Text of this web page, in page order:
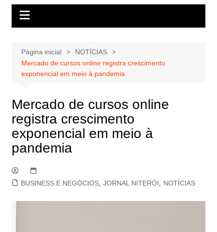
Página inicial
NOTÍCIAS
Mercado de cursos online registra crescimento
exponencial em meio à pandemia
Mercado de cursos online
registra crescimento
exponencial em meio à
pandemia
BUSINESS E NEGÓCIOS, JORNAL NITERÓI NOTÍCIAS